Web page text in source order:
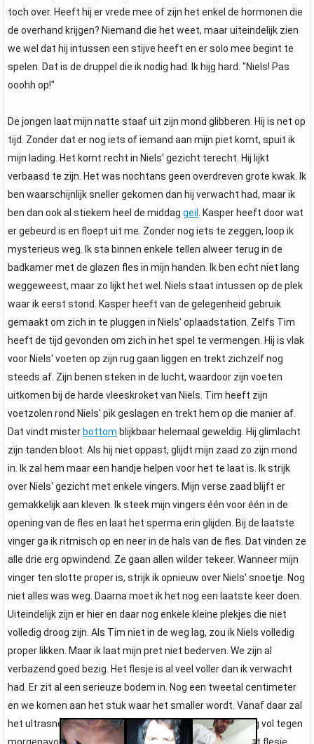
toch over. Heeft hij er vrede mee of zijn het enkel de hormonen die
de overhand krijgen? Niemand die het weet, maar uiteindelijk zien
we wel dat hij intussen een stijve heeft en er solo mee begint te
spelen. Dat is de druppel die ik nodig had. Ik hijg hard. "Niels! Pas
ooohh op!"
De jongen laat mijn natte staaf uit zijn mond glibberen. Hij is net op
tijd. Zonder dat er nog iets of iemand aan mijn piet komt, spuit ik
mijn lading. Het komt recht in Niels' gezicht terecht. Hij lijkt
verbaasd te zijn. Het was nochtans geen overdreven grote kwak. Ik
ben waarschijnlijk sneller gekomen dan hij verwacht had, maar ik
ben dan ook al stiekem heel de middag geil
. Kasper heeft door wat
er gebeurd is en floept uit me. Zonder nog iets te zeggen, loop ik
mysterieus weg. Ik sta binnen enkele tellen alweer terug in de
badkamer met de glazen fles in mijn handen. Ik ben echt niet lang
weggeweest, maar zo lijkt het wel. Niels staat intussen op de plek
waar ik eerst stond. Kasper heeft van de gelegenheid gebruik
gemaakt om zich in te pluggen in Niels' oplaadstation. Zelfs Tim
heeft de tijd gevonden om zich in het spel te vermengen. Hij is vlak
voor Niels' voeten op zijn rug gaan liggen en trekt zichzelf nog
steeds af. Zijn benen steken in de lucht, waardoor zijn voeten
uitkomen bij de harde vleeskroket van Niels. Tim heeft zijn
voetzolen rond Niels' pik geslagen en trekt hem op die manier af.
Dat vindt mister bottom blijkbaar helemaal geweldig. Hij glimlacht
zijn tanden bloot. Als hij niet oppast, glijdt mijn zaad zo zijn mond
in. Ik zal hem maar een handje helpen voor het te laat is. Ik strijk
over Niels' gezicht met enkele vingers. Mijn verse zaad blijft er
gemakkelijk aan kleven. Ik steek mijn vingers één voor één in de
opening van de fles en laat het sperma erin glijden. Bij de laatste
vinger ga ik ritmisch op en neer in de hals van de fles. Dat vinden ze
alle drie erg opwindend. Ze gaan allen wilder tekeer. Wanneer mijn
vinger ten slotte proper is, strijk ik opnieuw over Niels' snoetje. Nog
niet alles was weg. Daarna moet ik het nog een laatste keer doen.
Uiteindelijk zijn er hier en daar nog enkele kleine plekjes die niet
volledig droog zijn. Als Tim niet in de weg lag, zou ik Niels volledig
proper likken. Maar ik laat mijn pret niet bederven. We zijn al
verbazend goed bezig. Het flesje is al veel voller dan ik verwacht
had. Er zit al een serieuze bodem in. Nog een tweetal centimeter
en we komen aan het stuk waar het smaller wordt. Vanaf daar zal
het ultrasnel gaan. Misschien krijgen we het nog volledig vol tegen